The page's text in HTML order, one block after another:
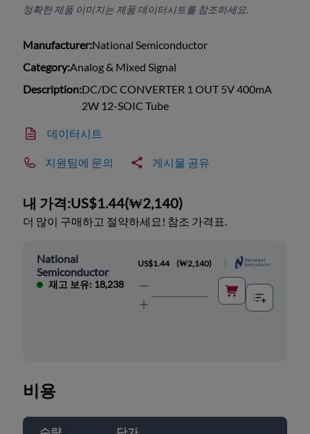
정확한 제품 이미지는 제품 데이터시트를 참조하세요.
Manufacturer:National Semiconductor
Category:Analog & Mixed Signal
Description:DC/DC CONVERTER 1 OUT 5V 400mA
2W 12-SOIC Tube
데이터시트
지원팀에 문의 게시물 공유
내 가격:US$1.44(₩2,140)
더 많이 구매하고 절약하세요! 참조 가격표.
National
Semiconductor
재고 보유: 18,238
US$1.44 (₩2,140)
비용